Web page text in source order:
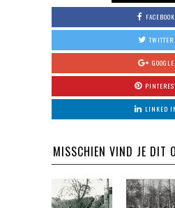
FACEBOOK
TWITTER
GOOGLE
LINKED
MISSCHIEN VIND JE DIT